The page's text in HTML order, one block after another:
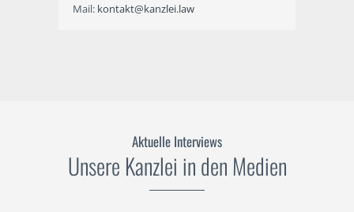
Mail: kontakt@kanzlei.law
Aktuelle Interviews
Unsere Kanzlei in den Medien